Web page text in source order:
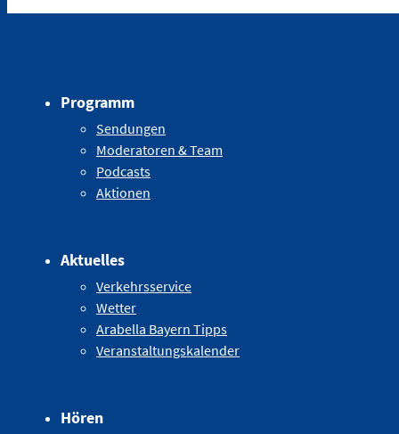
Programm
Sendungen
Moderatoren & Team
Podcasts
Aktionen
Aktuelles
Verkehrsservice
Wetter
Arabella Bayern Tipps
Veranstaltungskalender
Hören